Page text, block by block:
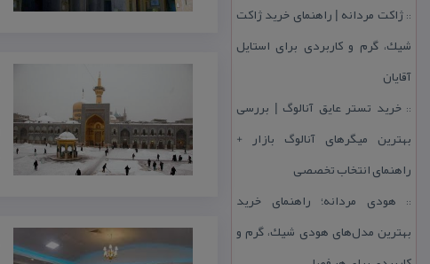
::ژاكت مردانه | راهنمای خرید ژاكت
شیك، گرم و كاربردی برای استایل
آقایان
::خرید تستر عایق آنالوگ | بررسی
بهترین میگرهای آنالوگ بازار +
راهنمای انتخاب تخصصی
:: هودی مردانه؛ راهنمای خرید
بهترین مدل‌های هودی شیك، گرم و